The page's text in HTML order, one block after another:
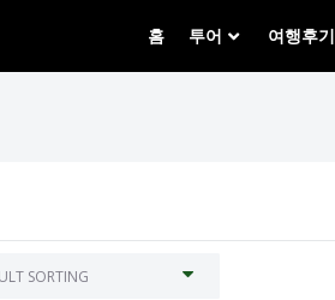
홈 투어 여행후기